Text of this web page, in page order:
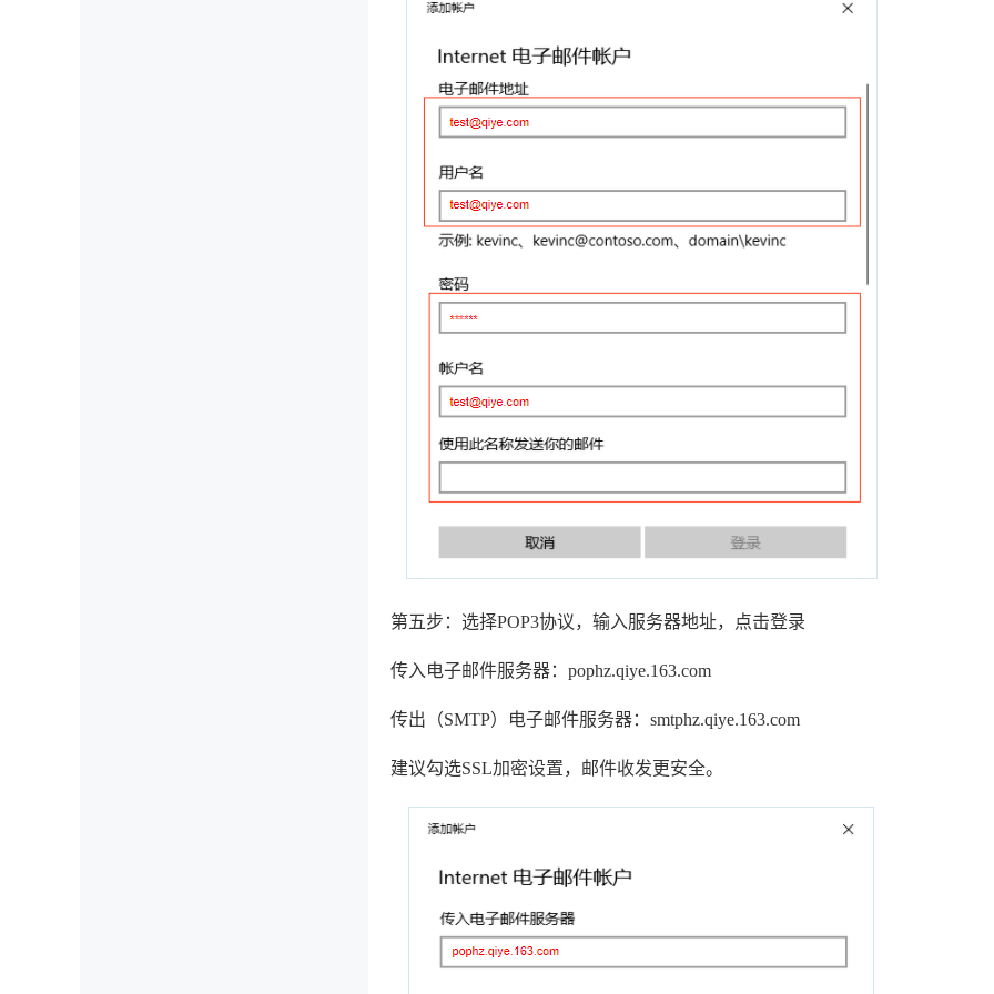
第五步：选择POP3协议，输入服务器地址，点击登录
传入电子邮件服务器：pophz.qiye.163.com
传出（SMTP）电子邮件服务器：smtphz.qiye.163.com
建议勾选SSL加密设置，邮件收发更安全。